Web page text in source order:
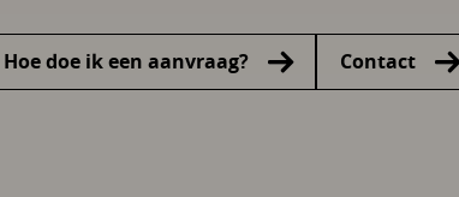
Hoe doe ik een aanvraag? Contact